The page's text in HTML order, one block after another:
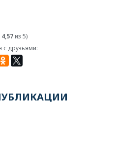
4,57 из 5)
с друзьями: